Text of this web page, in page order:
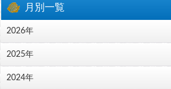
月別一覧
2026年
2025年
2024年